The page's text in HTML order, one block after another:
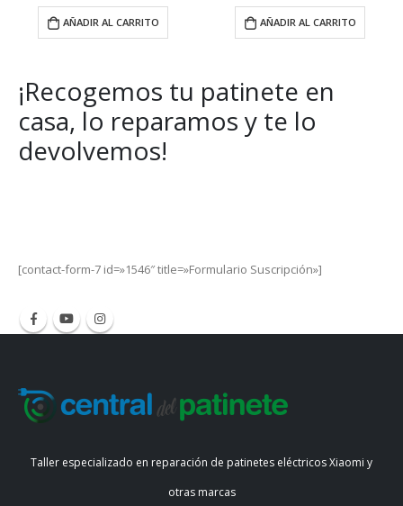
AÑADIR AL CARRITO
4,99€
SELECCIONAR OPCIONES
¡Recogemos tu patinete en
casa, lo reparamos y te lo
devolvemos!
[contact-form-7 id=»1546″ title=»Formulario Suscripción»]
Taller especializado en reparación de patinetes eléctricos Xiaomi y
otras marcas